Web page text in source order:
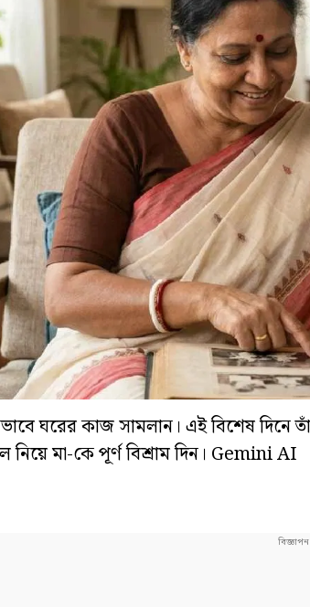
ঘরের কাজ সামলান। এই বিশেষ দিনে
নিয়ে মা-কে পূর্ণ বিশ্রাম দিন। Gemini AI